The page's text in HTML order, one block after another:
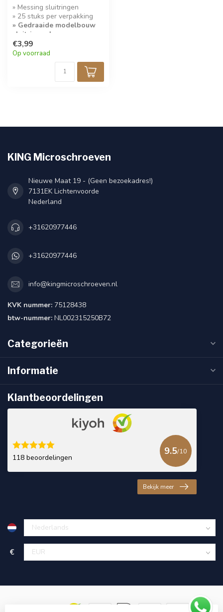
» Messing sluitringen
» 25 stuks per verpakking
» Gedraaide modelbouw
sluitringen!
€3,99
Op voorraad
KING Microschroeven
Nieuwe Maat 19 - (Geen bezoekadres!)
7131EK Lichtenvoorde
Nederland
+31620977446
+31620977446
info@kingmicroschroeven.nl
KVK nummer: 75128438
btw-nummer: NL002315250B72
Categorieën
Informatie
Klantbeoordelingen
118 beoordelingen
9.5/10
Bekijk meer
€